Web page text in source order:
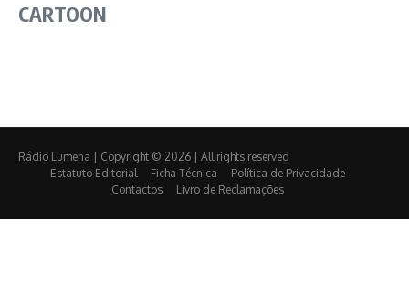
CARTOON
Rádio Lumena | Copyright © 2026 | All rights reserved
Estatuto Editorial
Ficha Técnica
Política de Privacidade
Contactos
Livro de Reclamações